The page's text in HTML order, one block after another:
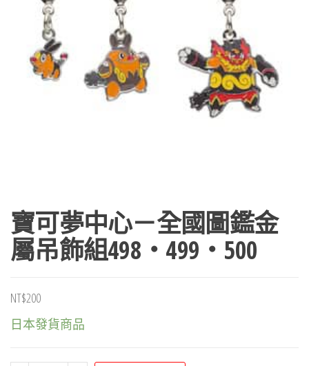
寶可夢中心－全國圖鑑金
屬吊飾組498・499・500
NT$200
日本發貨商品